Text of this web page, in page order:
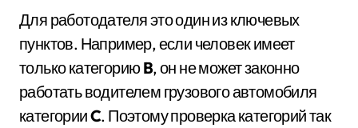
Для работодателя это один из ключевых
пунктов. Например, если человек имеет
только категориюB, он не может законно
работать водителем грузового автомобиля
категорииC. Поэтому проверка категорий так